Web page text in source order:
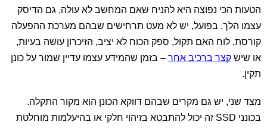
הטעות הכי נפוצה היא להניח שאם המחשב לא עולה, גם הדיסק
עצמו הלך. בפועל, יש לא מעט תרחישים שבהם מערכת ההפעלה
קורסת, לוח האם תקול, ספק הכוח לא יציב, הזיכרון עושה בעיות,
או שיש קצר ברכיב אחר – בזמן שהמידע עצמו עדיין שמור על כונן
תקין.
מצד שני, יש גם מקרים שבהם דווקא הכונן הוא מקור התקלה.
בכונני SSD זה יכול להתבטא בזיהוי חלקי או בהיעלמות מוחלטת